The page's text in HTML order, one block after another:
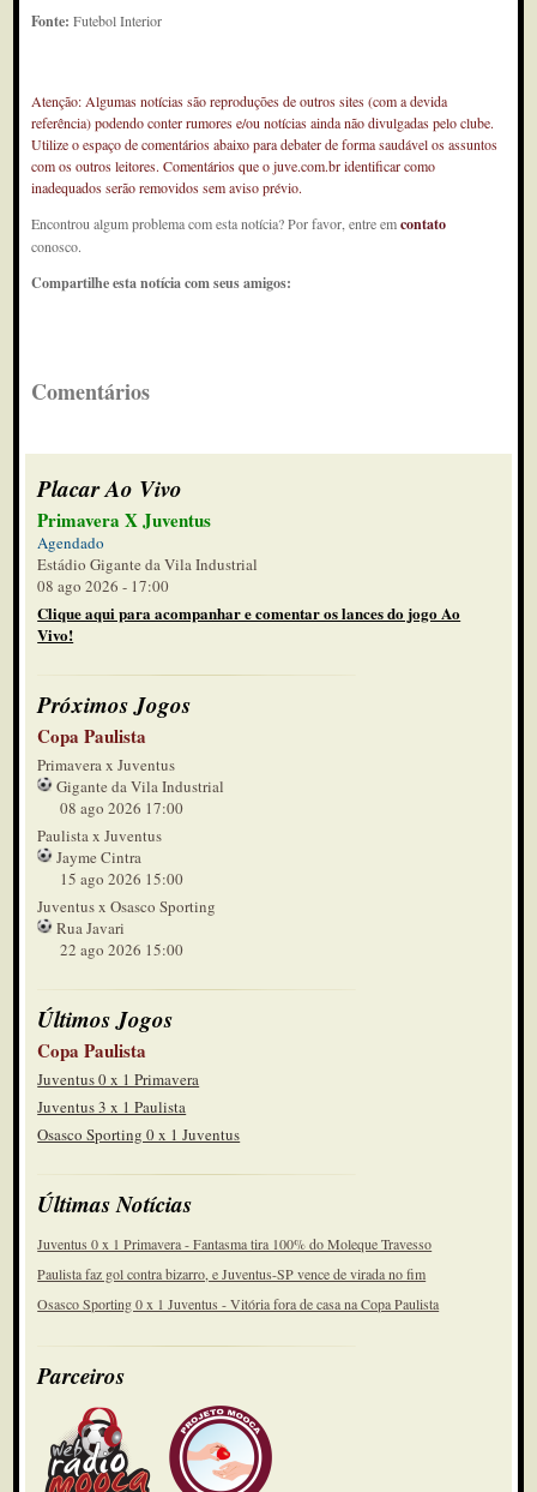
Fonte:Futebol Interior
Atenção: Algumas notícias são reproduções de outros sites (com a devida
referência) podendo conter rumores e/ou notícias ainda não divulgadas pelo clube.
Utilize o espaço de comentários abaixo para debater de forma saudável os assuntos
com os outros leitores. Comentários que o juve.com.br identificar como
inadequados serão removidos sem aviso prévio.
Encontrou algum problema com esta notícia? Por favor, entre emcontato
conosco.
Compartilhe esta notícia com seus amigos:
Comentários
Placar Ao Vivo
Primavera X Juventus
Agendado
Estádio Gigante da Vila Industrial
08 ago 2026 - 17:00
Clique aqui para acompanhar e comentar os lances do jogo Ao
Vivo!
Próximos Jogos
Copa Paulista
Primavera x Juventus
Gigante da Vila Industrial
08 ago 2026 17:00
Paulista x Juventus
Jayme Cintra
15 ago 2026 15:00
Juventus x Osasco Sporting
Rua Javari
22 ago 2026 15:00
Últimos Jogos
Copa Paulista
Juventus 0 x 1 Primavera
Juventus 3 x 1 Paulista
Osasco Sporting 0 x 1 Juventus
Últimas Notícias
Juventus 0 x 1 Primavera - Fantasma tira 100% do Moleque Travesso
Paulista faz gol contra bizarro, e Juventus-SP vence de virada no fim
Osasco Sporting 0 x 1 Juventus - Vitória fora de casa na Copa Paulista
Parceiros